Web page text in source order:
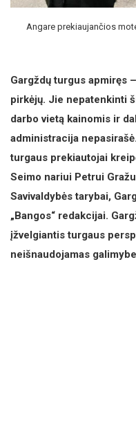
Angare prekiaujančios
Gargždų turgus apmiręs
pirkėjų. Jie nepatenkinti
darbo vietą kainomis ir
administracija
turgaus prekiautojai
Seimo nariui Petrui
Savivaldybės tarybai,
„Bangos“ redakcijai.
įžvelgiantis turgaus
neišnaudojamas